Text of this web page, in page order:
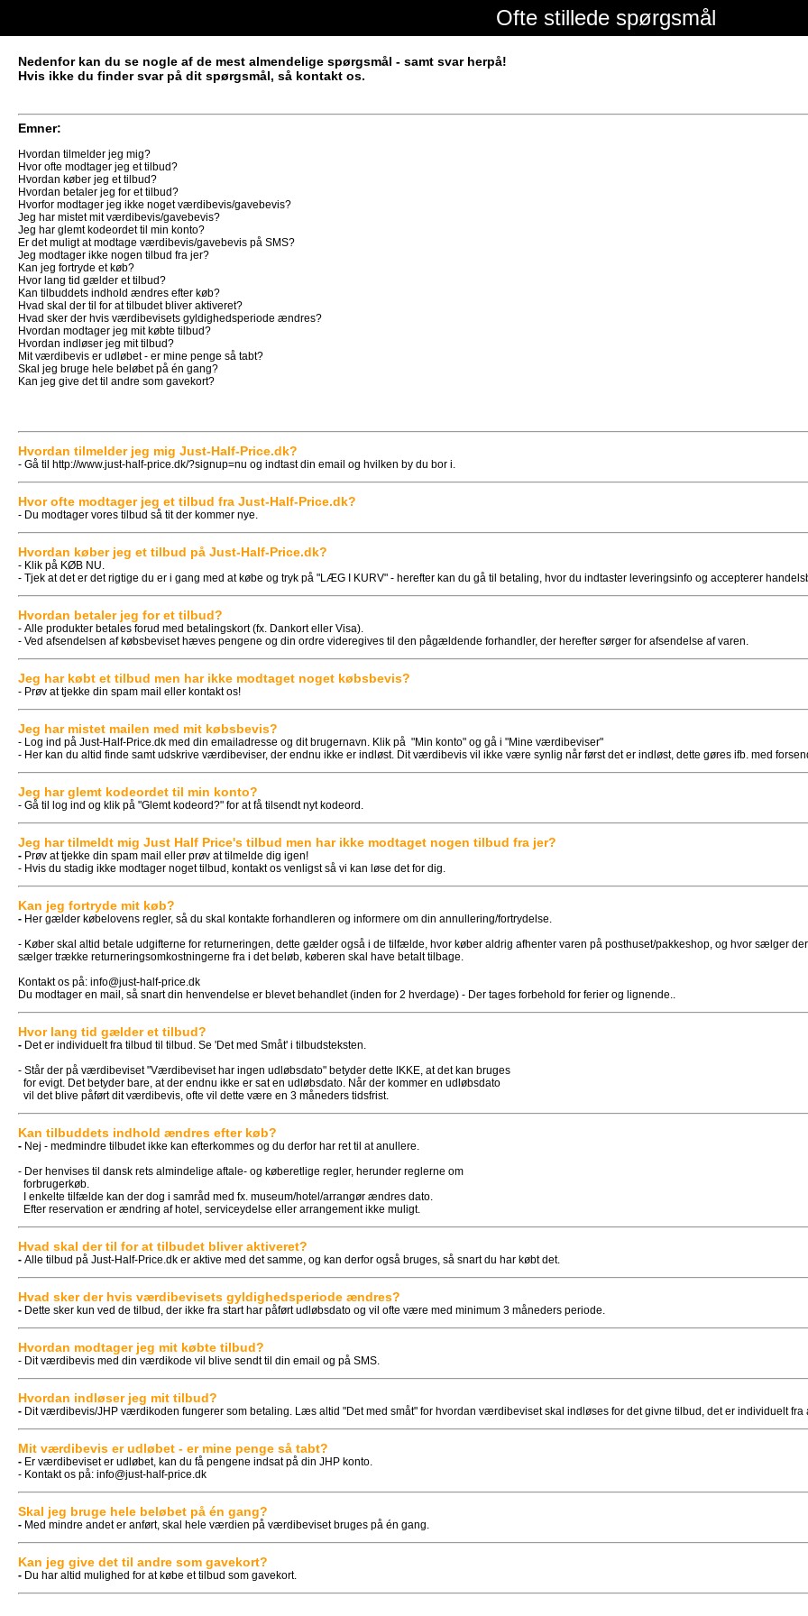
Ofte stillede spørgsmål
Nedenfor kan du se nogle af de mest almendelige spørgsmål - samt svar herpå!
Hvis ikke du finder svar på dit spørgsmål, så kontakt os.
Emner:
Hvordan tilmelder jeg mig?
Hvor ofte modtager jeg et tilbud?
Hvordan køber jeg et tilbud?
Hvordan betaler jeg for et tilbud?
Hvorfor modtager jeg ikke noget værdibevis/gavebevis?
Jeg har mistet mit værdibevis/gavebevis?
Jeg har glemt kodeordet til min konto?
Er det muligt at modtage værdibevis/gavebevis på SMS?
Jeg modtager ikke nogen tilbud fra jer?
Kan jeg fortryde et køb?
Hvor lang tid gælder et tilbud?
Kan tilbuddets indhold ændres efter køb?
Hvad skal der til for at tilbudet bliver aktiveret?
Hvad sker der hvis værdibevisets gyldighedsperiode ændres?
Hvordan modtager jeg mit købte tilbud?
Hvordan indløser jeg mit tilbud?
Mit værdibevis er udløbet - er mine penge så tabt?
Skal jeg bruge hele beløbet på én gang?
Kan jeg give det til andre som gavekort?
Hvordan tilmelder jeg mig Just-Half-Price.dk?
- Gå til http://www.just-half-price.dk/?signup=nu og indtast din email og hvilken by du bor i.
Hvor ofte modtager jeg et tilbud fra Just-Half-Price.dk?
- Du modtager vores tilbud så tit der kommer nye.
Hvordan køber jeg et tilbud på Just-Half-Price.dk?
- Klik på KØB NU.
- Tjek at det er det rigtige du er i gang med at købe og tryk på "LÆG I KURV" - herefter kan du gå til betaling, hvor du indtaster leveringsinfo og accepterer
Hvordan betaler jeg for et tilbud?
- Alle produkter betales forud med betalingskort (fx. Dankort eller Visa).
- Ved afsendelsen af købsbeviset hæves pengene og din ordre videregives til den pågældende forhandler, der herefter sørger for afsendelse af varen.
Jeg har købt et tilbud men har ikke modtaget noget købsbevis?
- Prøv at tjekke din spam mail eller kontakt os!
Jeg har mistet mailen med mit købsbevis?
- Log ind på Just-Half-Price.dk med din emailadresse og dit brugernavn. Klik på "Min konto" og gå i "Mine værdibeviser"
- Her kan du altid finde samt udskrive værdibeviser, der endnu ikke er indløst. Dit værdibevis vil ikke være synlig når først det er indløst, dette gøres ifb. med
Jeg har glemt kodeordet til min konto?
- Gå til log ind og klik på "Glemt kodeord?" for at få tilsendt nyt kodeord.
Jeg har tilmeldt mig Just Half Price's tilbud men har ikke modtaget nogen tilbud fra jer?
- Prøv at tjekke din spam mail eller prøv at tilmelde dig igen!
- Hvis du stadig ikke modtager noget tilbud, kontakt os venligst så vi kan løse det for dig.
Kan jeg fortryde mit køb?
- Her gælder købelovens regler, så du skal kontakte forhandleren og informere om din annullering/fortrydelse.
- Køber skal altid betale udgifterne for returneringen, dette gælder også i de tilfælde, hvor køber aldrig afhenter varen på posthuset/pakkeshop, og hvor sælger
sælger trække returneringsomkostningerne fra i det beløb, køberen skal have betalt tilbage.
Kontakt os på: info@just-half-price.dk
Du modtager en mail, så snart din henvendelse er blevet behandlet (inden for 2 hverdage) - Der tages forbehold for ferier og lignende..
Hvor lang tid gælder et tilbud?
- Det er individuelt fra tilbud til tilbud. Se 'Det med Småt' i tilbudsteksten.
- Står der på værdibeviset "Værdibeviset har ingen udløbsdato" betyder dette IKKE, at det kan bruges
for evigt. Det betyder bare, at der endnu ikke er sat en udløbsdato. Når der kommer en udløbsdato
vil det blive påført dit værdibevis, ofte vil dette være en 3 måneders tidsfrist.
Kan tilbuddets indhold ændres efter køb?
- Nej - medmindre tilbudet ikke kan efterkommes og du derfor har ret til at anullere.
- Der henvises til dansk rets almindelige aftale- og køberetlige regler, herunder reglerne om
forbrugerkøb.
I enkelte tilfælde kan der dog i samråd med fx. museum/hotel/arrangør ændres dato.
Efter reservation er ændring af hotel, serviceydelse eller arrangement ikke muligt.
Hvad skal der til for at tilbudet bliver aktiveret?
- Alle tilbud på Just-Half-Price.dk er aktive med det samme, og kan derfor også bruges, så snart du har købt det.
Hvad sker der hvis værdibevisets gyldighedsperiode ændres?
- Dette sker kun ved de tilbud, der ikke fra start har påført udløbsdato og vil ofte være med minimum 3 måneders periode.
Hvordan modtager jeg mit købte tilbud?
- Dit værdibevis med din værdikode vil blive sendt til din email og på SMS.
Hvordan indløser jeg mit tilbud?
- Dit værdibevis/JHP værdikoden fungerer som betaling. Læs altid "Det med småt" for hvordan værdibeviset skal indløses for det givne tilbud, det er individuelt
Mit værdibevis er udløbet - er mine penge så tabt?
- Er værdibeviset er udløbet, kan du få pengene indsat på din JHP konto.
- Kontakt os på: info@just-half-price.dk
Skal jeg bruge hele beløbet på én gang?
- Med mindre andet er anført, skal hele værdien på værdibeviset bruges på én gang.
Kan jeg give det til andre som gavekort?
- Du har altid mulighed for at købe et tilbud som gavekort.